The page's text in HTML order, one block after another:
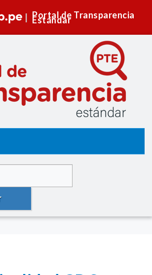
Portal de Transparencia
Estándar